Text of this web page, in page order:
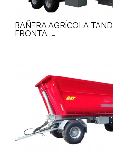
BAÑERA AGRÍCOLA
FRONTAL…